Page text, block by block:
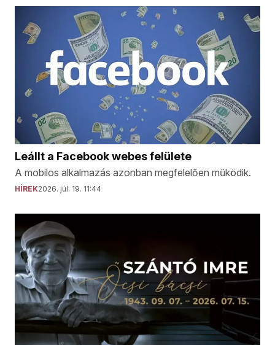
Leállt a Facebook webes felülete
A mobilos alkalmazás azonban megfelelően működik.
HÍREK2026. júl. 19. 11:44